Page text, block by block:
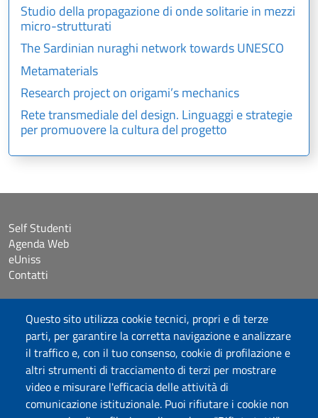
Questo sito utilizza cookie tecnici, propri e di terze
parti, per garantire la corretta navigazione e analizzare
il traffico e, con il tuo consenso, cookie di profilazione e
altri strumenti di tracciamento di terzi per mostrare
video e misurare l'efficacia delle attività di
comunicazione istituzionale. Puoi rifiutare i cookie non
Studio della propagazione di onde solitarie in mezzi
micro-strutturati
The Sardinian nuraghi network towards UNESCO
Metamaterials
Research project on origami’s mechanics
Rete transmediale del design. Linguaggi e strategie
per promuovere la cultura del progetto
Self Studenti
Agenda Web
eUniss
Contatti
Accessibilità
Dichiarazione di accessibilità
Cookie settings
Mappa del sito
Protocollo